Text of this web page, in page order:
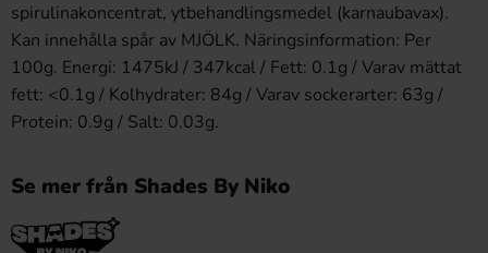
spirulinakoncentrat, ytbehandlingsmedel (karnaubavax).
Kan innehålla spår av MJÖLK. Näringsinformation: Per
100g. Energi: 1475kJ / 347kcal / Fett: 0.1g / Varav mättat
fett: <0.1g / Kolhydrater: 84g / Varav sockerarter: 63g /
Protein: 0.9g / Salt: 0.03g.
Se mer från Shades By Niko